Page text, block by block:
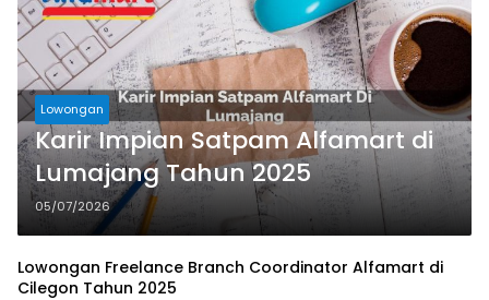
Lowongan
Karir Impian Satpam Alfamart di
Lumajang Tahun 2025
05/07/2026
Lowongan Freelance Branch Coordinator Alfamart di
Cilegon Tahun 2025